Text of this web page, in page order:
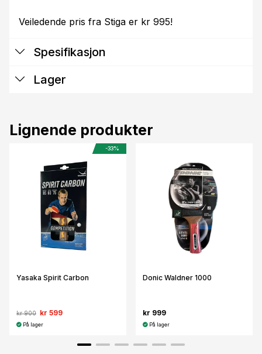
Veiledende pris fra Stiga er kr 995!
Spesifikasjon
Lager
Lignende produkter
-33%
Yasaka Spirit Carbon
kr 900 kr 599
På lager
Donic Waldner 1000
kr 999
På lager